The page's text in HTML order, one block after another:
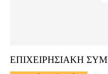
ΕΠΙΧΕΙΡΗΣΙΑΚΗ